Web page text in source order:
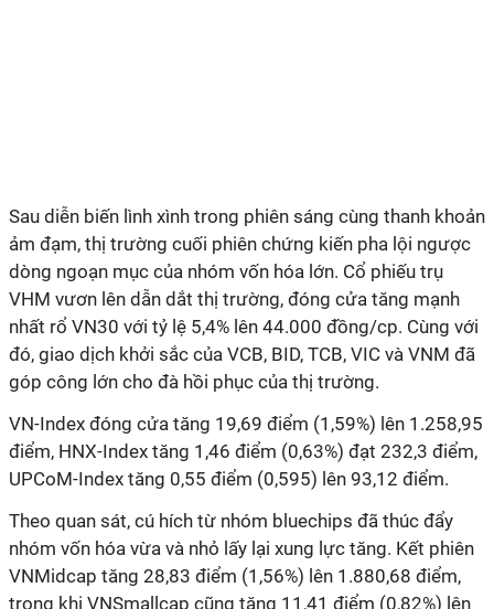
Sau diễn biến lình xình trong phiên sáng cùng thanh khoản
ảm đạm, thị trường cuối phiên chứng kiến pha lội ngược
dòng ngoạn mục của nhóm vốn hóa lớn. Cổ phiếu trụ
VHM vươn lên dẫn dắt thị trường, đóng cửa tăng mạnh
nhất rổ VN30 với tỷ lệ 5,4% lên 44.000 đồng/cp. Cùng với
đó, giao dịch khởi sắc của VCB, BID, TCB, VIC và VNM đã
góp công lớn cho đà hồi phục của thị trường.
VN-Index đóng cửa tăng 19,69 điểm (1,59%) lên 1.258,95
điểm, HNX-Index tăng 1,46 điểm (0,63%) đạt 232,3 điểm,
UPCoM-Index tăng 0,55 điểm (0,595) lên 93,12 điểm.
Theo quan sát, cú hích từ nhóm bluechips đã thúc đẩy
nhóm vốn hóa vừa và nhỏ lấy lại xung lực tăng. Kết phiên
VNMidcap tăng 28,83 điểm (1,56%) lên 1.880,68 điểm,
trong khi VNSmallcap cũng tăng 11,41 điểm (0,82%) lên